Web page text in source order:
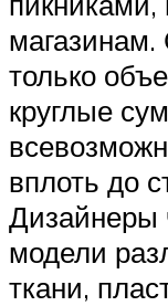
магазинам.
только
круглые
вплоть до
Дизайнеры
модели
ткани,